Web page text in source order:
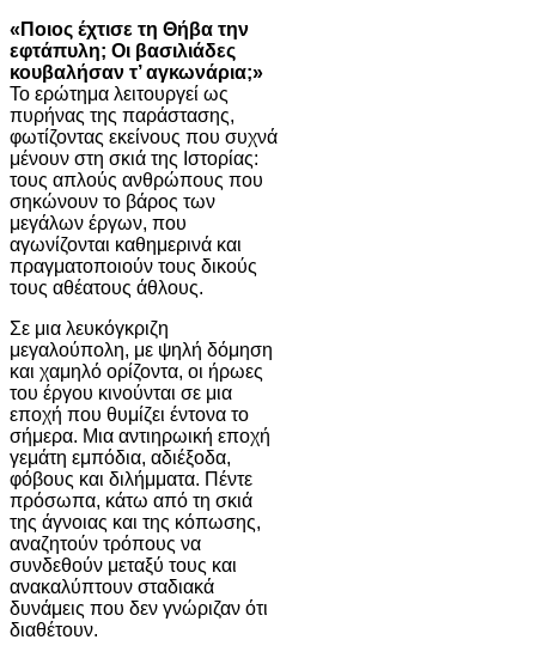
«Ποιος έχτισε τη Θήβα την
εφτάπυλη; Οι βασιλιάδες
κουβαλήσαν τ’ αγκωνάρια;»
Το ερώτημα λειτουργεί ως
πυρήνας της παράστασης,
φωτίζοντας εκείνους που συχνά
μένουν στη σκιά της Ιστορίας:
τους απλούς ανθρώπους που
σηκώνουν το βάρος των
μεγάλων έργων, που
αγωνίζονται καθημερινά και
πραγματοποιούν τους δικούς
τους αθέατους άθλους.
Σε μια λευκόγκριζη
μεγαλούπολη, με ψηλή δόμηση
και χαμηλό ορίζοντα, οι ήρωες
του έργου κινούνται σε μια
εποχή που θυμίζει έντονα το
σήμερα. Μια αντιηρωική εποχή
γεμάτη εμπόδια, αδιέξοδα,
φόβους και διλήμματα. Πέντε
πρόσωπα, κάτω από τη σκιά
της άγνοιας και της κόπωσης,
αναζητούν τρόπους να
συνδεθούν μεταξύ τους και
ανακαλύπτουν σταδιακά
δυνάμεις που δεν γνώριζαν ότι
διαθέτουν.